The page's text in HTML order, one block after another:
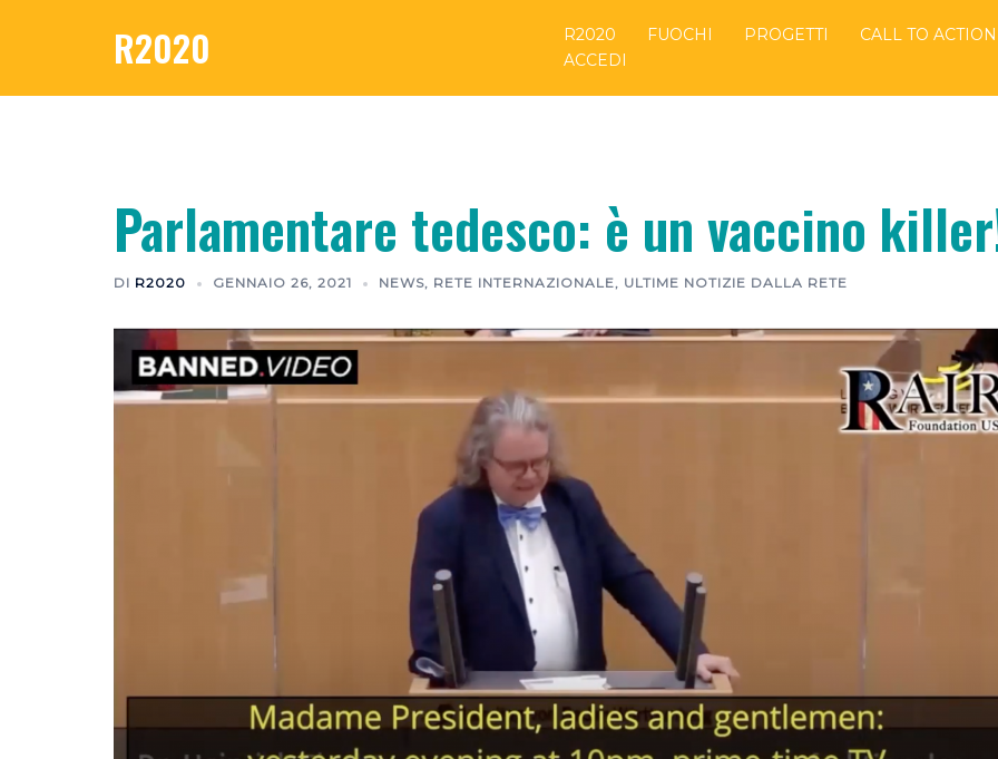
R2020 R2020 FUOCHI PROGETTI CALL TO ACTION
ACCEDI
Parlamentare tedesco: è un vaccino
DI R2020 GENNAIO 26, 2021 NEWS, RETE INTERNAZIONALE, ULTIME NOTIZIE DALLA RETE